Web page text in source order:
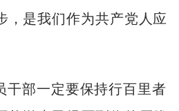
，是我们作为共产党人应
干部一定要保持行百里者